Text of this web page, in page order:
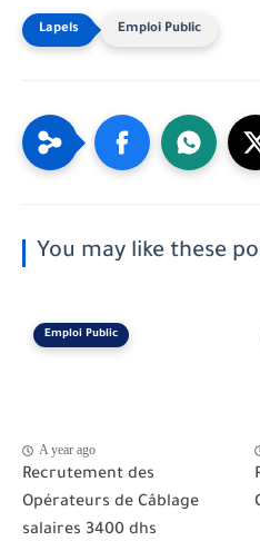
Emploi Public
You may like these
Emploi Public
A year ago
Recrutement des
Opérateurs de Câblage
salaires 3400 dhs